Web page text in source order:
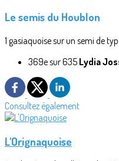
Le semis du Houblon
1 gasiaquoise sur un semi de
369e sur 635 Lydia
Consultez également
L'Orignaquoise